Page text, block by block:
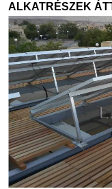
ALKATRÉSZEK